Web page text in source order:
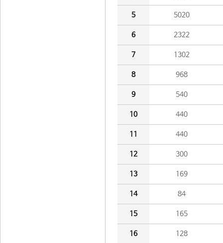
5 5020
6 2322
7 1302
8 968
9 540
10 440
11 440
12 300
13 169
14 84
15 165
16 128